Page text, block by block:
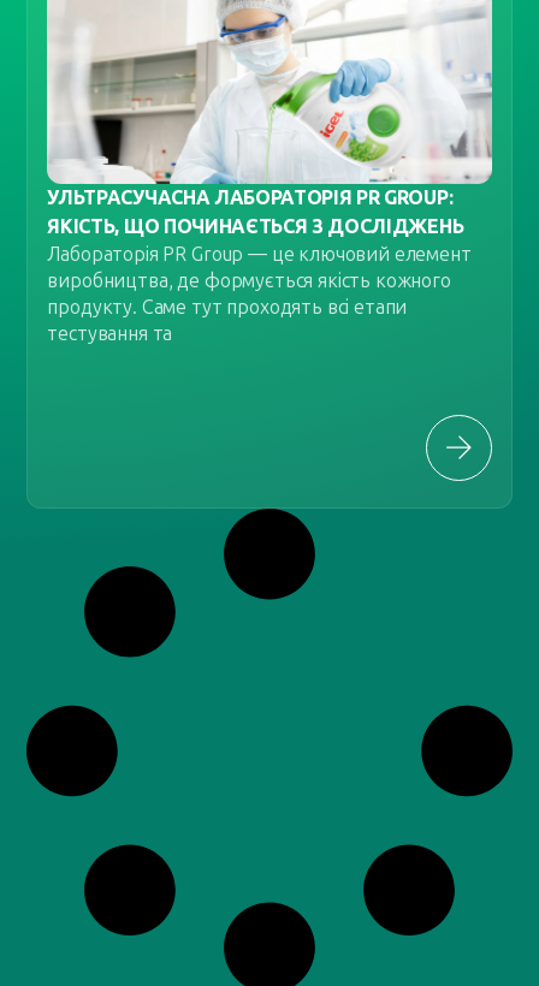
УЛЬТРАСУЧАСНА ЛАБОРАТОРІЯ PR GROUP:
ЯКІСТЬ, ЩО ПОЧИНАЄТЬСЯ З ДОСЛІДЖЕНЬ
Лабораторія PR Group — це ключовий елемент
виробництва, де формується якість кожного
продукту. Саме тут проходять всі етапи
тестування та